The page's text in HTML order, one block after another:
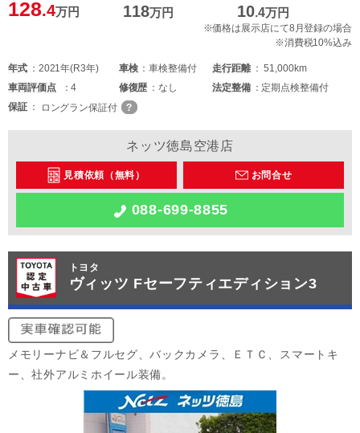
128.4万円 118万円 10.4万円
※価格は展示店にて8月登録の場合
※消費税10%込み
年式 2021年(R3年) 車検 車検整備付 走行距離
51,000km
車両評価点 4 修復歴 なし 法定整備
定期点検整備付
保証
ロングラン保証付
ネッツ徳島空港店
見積依頼（無料） お問合せ
088-699-8855
トヨタ
ヴィッツ Fセーフティエディション3
メモリーナビ＆フルセグ、バックカメラ、ＥＴＣ、スマートキ
ー、社外アルミホイール装備。